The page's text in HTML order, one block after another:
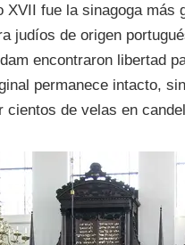
XVII fue la sinagoga más
judíos de origen
encontraron libertad
permanece intacto,
cientos de velas en